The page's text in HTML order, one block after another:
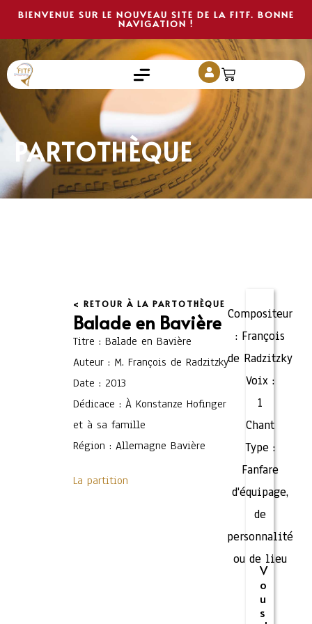
BIENVENUE SUR LE NOUVEAU SITE DE LA FITF. BONNE
NAVIGATION !
PARTOTHÈQUE
< RETOUR À LA PARTOTHÈQUE
Balade en Bavière
Titre : Balade en Bavière
Auteur : M. François de Radzitzky
Date : 2013
Dédicace : À Konstanze Hofinger
et à sa famille
Région : Allemagne Bavière
La partition
Compositeur
: François
de Radzitzky
Voix :
1
Chant
Type :
Fanfare
d'équipage,
de
personnalité
ou de lieu
V
o
u
s